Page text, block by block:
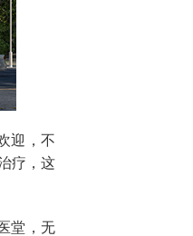
迎，不
疗，这
堂，无